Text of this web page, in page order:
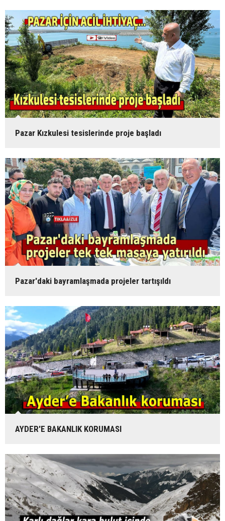
Pazar Kızkulesi tesislerinde proje başladı
Pazar'daki bayramlaşmada projeler tartışıldı
AYDER'E BAKANLIK KORUMASI